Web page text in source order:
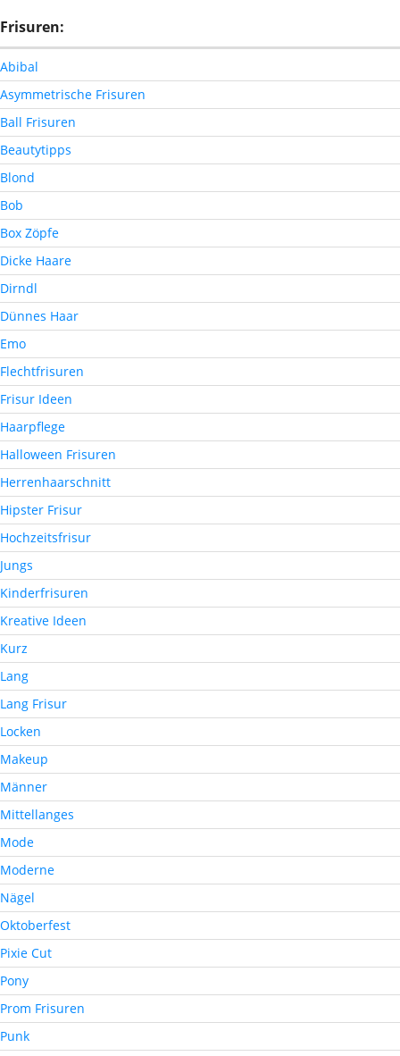
Frisuren:
Abibal
Asymmetrische Frisuren
Ball Frisuren
Beautytipps
Blond
Bob
Box Zöpfe
Dicke Haare
Dirndl
Dünnes Haar
Emo
Flechtfrisuren
Frisur Ideen
Haarpflege
Halloween Frisuren
Herrenhaarschnitt
Hipster Frisur
Hochzeitsfrisur
Jungs
Kinderfrisuren
Kreative Ideen
Kurz
Lang
Lang Frisur
Locken
Makeup
Männer
Mittellanges
Mode
Moderne
Nägel
Oktoberfest
Pixie Cut
Pony
Prom Frisuren
Punk